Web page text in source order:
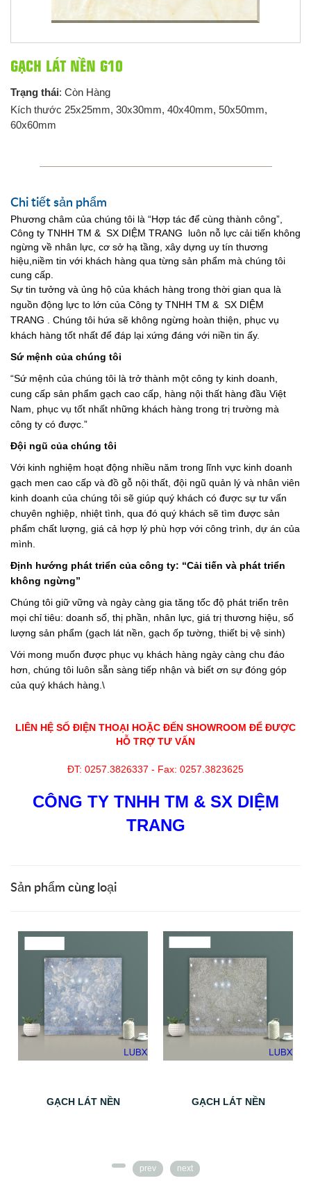
GẠCH LÁT NỀN G10
Trạng thái: Còn Hàng
Kích thước 25x25mm, 30x30mm, 40x40mm, 50x50mm,
60x60mm
Chi tiết sản phẩm
Phương châm của chúng tôi là “Hợp tác để cùng thành công”,
Công ty TNHH TM & SX DIỆM TRANG luôn nỗ lực cải tiến không
ngừng về nhân lực, cơ sở hạ tầng, xây dựng uy tín thương
hiệu,niềm tin với khách hàng qua từng sản phẩm mà chúng tôi
cung cấp.
Sự tin tưởng và ủng hộ của khách hàng trong thời gian qua là
nguồn động lực to lớn của Công ty TNHH TM & SX DIỆM
TRANG
. Chúng tôi hứa sẽ không ngừng hoàn thiện, phục vụ
khách hàng tốt nhất để đáp lại xứng đáng với niền tin ấy.
Sứ mệnh của chúng tôi
“Sứ mệnh của chúng tôi là trở thành một công ty kinh doanh,
cung cấp sản phẩm gạch cao cấp, hàng nội thất hàng đầu Việt
Nam, phục vụ tốt nhất những khách hàng trong trị trường mà
công ty có được.”
Đội ngũ của chúng tôi
Với kinh nghiệm hoạt động nhiều năm trong lĩnh vực kinh doanh
gạch men cao cấp và đồ gỗ nội thất, đội ngũ quản lý và nhân viên
kinh doanh của chúng tôi sẽ giúp quý khách có được sự tư vấn
chuyên nghiệp, nhiệt tình, qua đó quý khách sẽ tìm được sản
phẩm chất lượng, giá cả hợp lý phù hợp với công trình, dự án của
mình.
Định hướng phát triển của công ty: “Cải tiến và phát triển
không ngừng”
Chúng tôi giữ vững và ngày càng gia tăng tốc độ phát triển trên
mọi chỉ tiêu: doanh số, thị phần, nhân lực, giá trị thương hiệu, số
lượng sản phẩm (gạch lát nền, gạch ốp tường, thiết bị vệ sinh)
Với mong muốn được phục vụ khách hàng ngày càng chu đáo
hơn, chúng tôi luôn sẵn sàng tiếp nhận và biết ơn sự đóng góp
của quý khách hàng.\
LIÊN HỆ SỐ ĐIỆN THOẠI HOẶC ĐẾN SHOWROOM ĐỂ ĐƯỢC
HỖ TRỢ TƯ VẤN
ĐT: 0257.3826337 - Fax: 0257.3823625
CÔNG TY TNHH TM & SX DIỆM
TRANG
Sản phẩm cùng loại
GẠCH LÁT NỀN GẠCH LÁT NỀN
prev next